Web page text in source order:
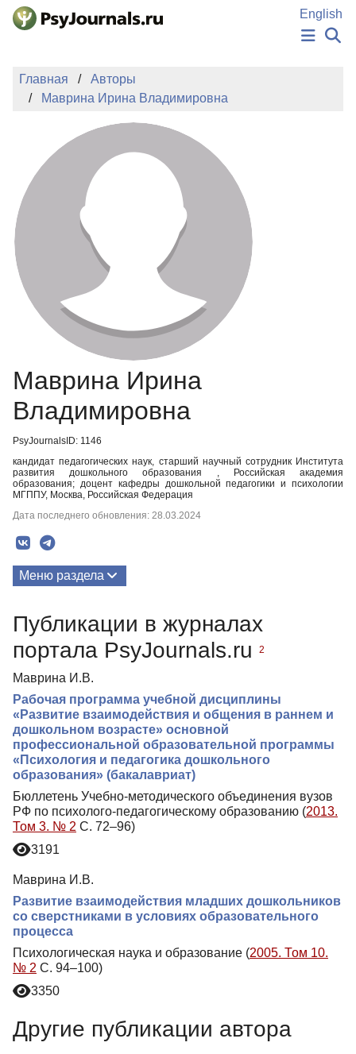
Перейти к основному содержанию
English
ИЗДАНИЯ
АВТОРЫ
ПОДАТЬ РУКОПИСЬ
БАЗА ЗНАНИЙ
КЛЮЧЕВЫЕ СЛОВА
Регистрация
Главная
Авторы
Маврина Ирина Владимировна
Маврина Ирина
Владимировна
PsyJournalsID: 1146
кандидат педагогических наук, старший научный сотрудник Института
развития дошкольного образования , Российская академия
образования; доцент кафедры дошкольной педагогики и психологии
МГППУ, Москва, Российская Федерация
Дата последнего обновления: 28.03.2024
Меню раздела
Биография
Публикации в журналах
портала PsyJournals.ru
2
Маврина И.В.
Рабочая программа учебной дисциплины
«Развитие взаимодействия и общения в раннем и
дошкольном возрасте» основной
профессиональной образовательной программы
«Психология и педагогика дошкольного
образования» (бакалавриат)
Бюллетень Учебно-методического объединения вузов
РФ по психолого-педагогическому образованию (2013.
Том 3. № 2 С. 72–96)
3191
Маврина И.В.
Развитие взаимодействия младших дошкольников
со сверстниками в условиях образовательного
процесса
Психологическая наука и образование (2005. Том 10.
№ 2 С. 94–100)
3350
Другие публикации автора